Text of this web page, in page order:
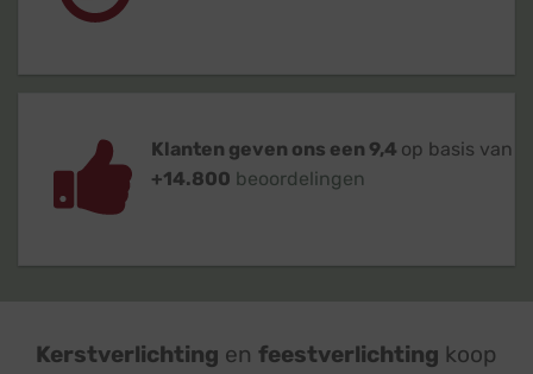
Klanten geven ons een 9,4 op basis van
+14.800 beoordelingen
Kerstverlichting en feestverlichting koop